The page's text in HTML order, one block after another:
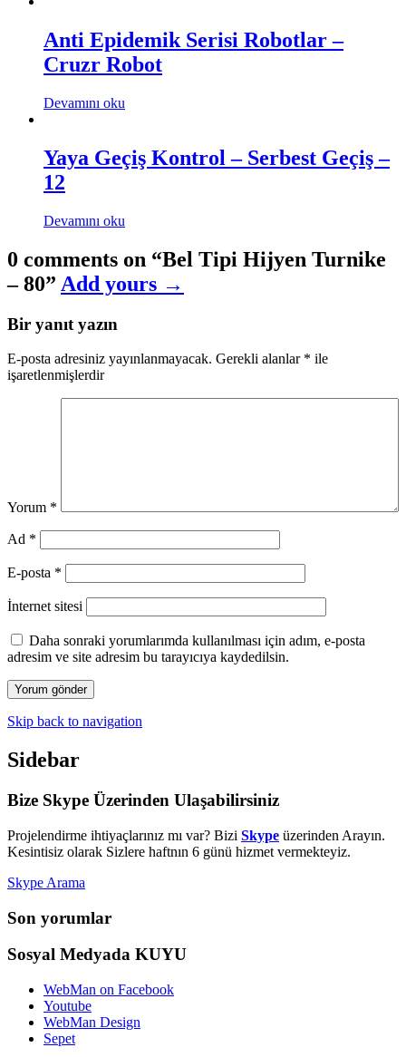
Anti Epidemik Serisi Robotlar –
Cruzr Robot
Devamını oku
Yaya Geçiş Kontrol – Serbest Geçiş –
12
Devamını oku
0 comments on “Bel Tipi Hijyen Turnike
– 80” Add yours →
Bir yanıt yazın
E-posta adresiniz yayınlanmayacak. Gerekli alanlar * ile
işaretlenmişlerdir
Yorum *
Ad *
E-posta *
İnternet sitesi
Daha sonraki yorumlarımda kullanılması için adım, e-posta
adresim ve site adresim bu tarayıcıya kaydedilsin.
Skip back to navigation
Sidebar
Bize Skype Üzerinden Ulaşabilirsiniz
Projelendirme ihtiyaçlarınız mı var? Bizi Skype üzerinden Arayın.
Kesintisiz olarak Sizlere haftnın 6 günü hizmet vermekteyiz.
Skype Arama
Son yorumlar
Sosyal Medyada KUYU
WebMan on Facebook
Youtube
WebMan Design
Sepet